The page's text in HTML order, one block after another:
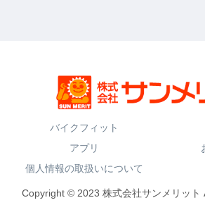
バイクフィット
アプリ
個人情報の取扱いについて
Copyright © 2023 株式会社サンメリット